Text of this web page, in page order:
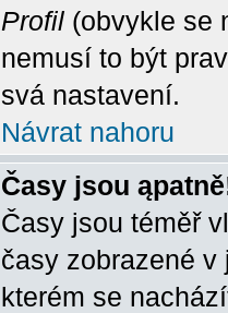
Profil (obvykle se
nemusí to být
svá nastavení.
Návrat nahoru
Časy jsou
Časy jsou téměř
časy zobrazené
kterém se